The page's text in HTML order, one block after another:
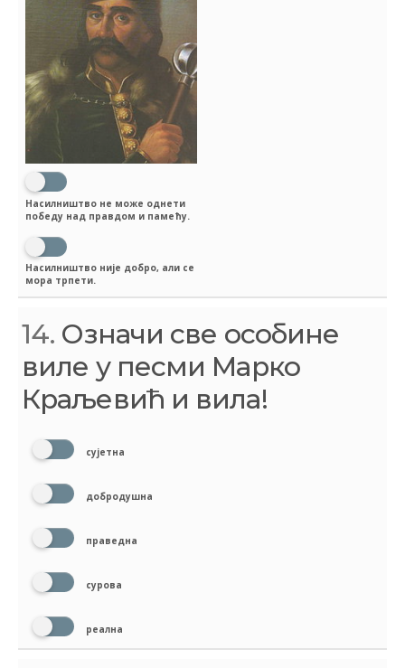
Насилништво не може однети
победу над правдом и памећу.
Насилништво није добро, али се
мора трпети.
14. Означи све особине
виле у песми Марко
Краљевић и вила!
сујетна
добродушна
праведна
сурова
реална